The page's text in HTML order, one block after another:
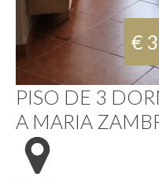
€
PISO DE 3
A MARIA